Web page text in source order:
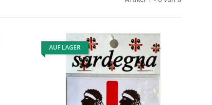
AUF LAGER